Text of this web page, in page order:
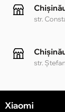
str.
str.
Xiaomi